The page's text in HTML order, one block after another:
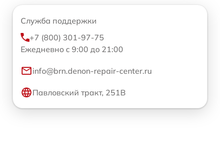
Служба поддержки
+7 (800) 301-97-75
Ежедневно с 9:00 до 21:00
info@brn.denon-repair-center.ru
Павловский тракт, 251В